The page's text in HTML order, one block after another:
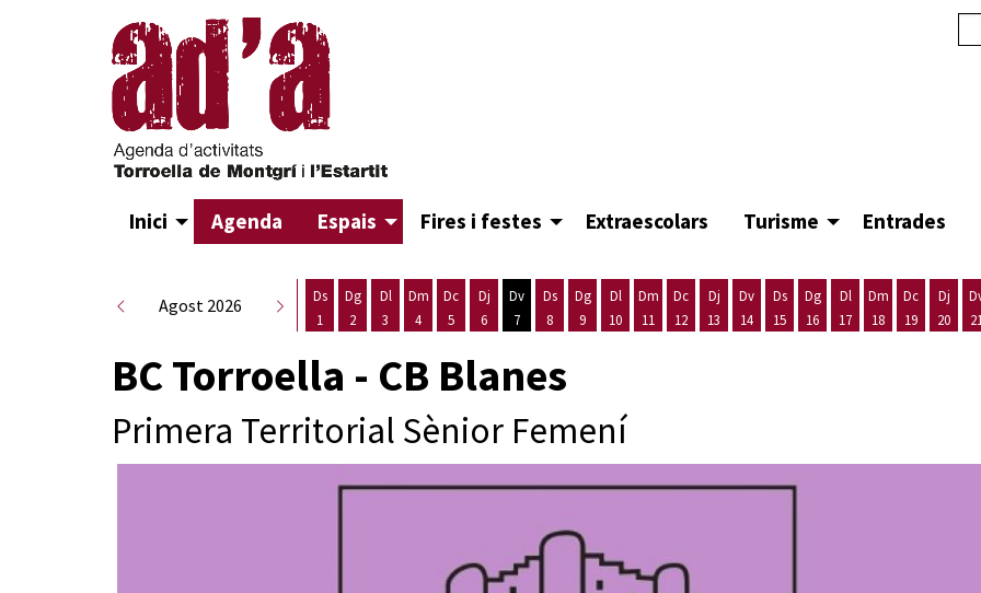
Inici Agenda Espais Fires i festes Extraescolars Turisme Entrades
Agost 2026
Ds
1
Dg
2
Dl
3
Dm
4
Dc
5
Dj
6
Dv
7
Ds
8
Dg
9
Dl
10
Dm
11
Dc
12
Dj
13
Dv
14
Ds
15
Dg
16
Dl
17
Dm
18
Dc
19
Dj
20
BC Torroella - CB Blanes
Primera Territorial Sènior Femení